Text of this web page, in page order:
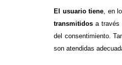
El usuario tiene , en
transmitidos a través
del consentimiento.
son atendidas